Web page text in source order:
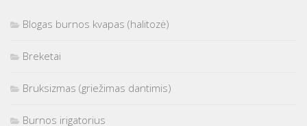
Blogas burnos kvapas (halitozė)
Breketai
Bruksizmas (griežimas dantimis)
Burnos irigatorius